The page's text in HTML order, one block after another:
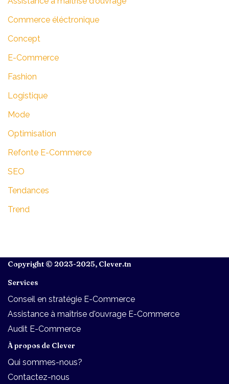
Commerce éléctronique
Concept
E-Commerce
Fashion
Logistique
Mode
Optimisation
Refonte E-Commerce
SEO
Tendances
Trend
Copyright © 2023-2025, Clever.tn
Services
Conseil en stratégie E-Commerce
Assistance à maîtrise d'ouvrage E-Commerce
Audit E-Commerce
À propos de Clever
Qui sommes-nous?
Contactez-nous